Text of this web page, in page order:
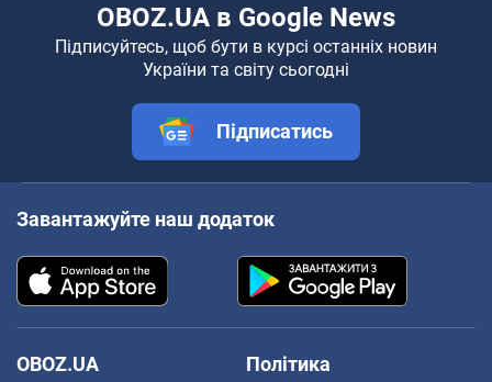
OBOZ.UA в Google News
Підписуйтесь, щоб бути в курсі останніх новин
України та світу сьогодні
Підписатись
Завантажуйте наш додаток
OBOZ.UA
Політика